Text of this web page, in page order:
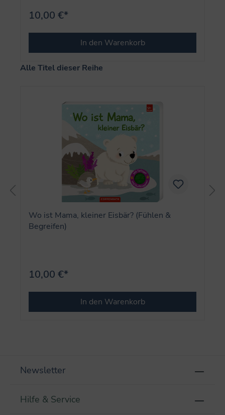
10,00 €*
In den Warenkorb
Produktgalerie überspringen
Alle Titel dieser Reihe
Wo ist Mama, kleiner Eisbär? (Fühlen &
Begreifen)
10,00 €*
In den Warenkorb
Newsletter
Hilfe & Service